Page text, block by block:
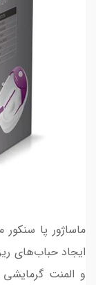
ایجاد حباب‌های
و المنت